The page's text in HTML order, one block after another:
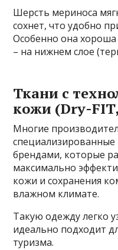
Шерсть мериноса
сохнет, что удобно
Особенно она
– на нижнем слое
Ткани с
кожи (Dry-
Многие
брендами, которые
максимально
кожи и сохранения
влажном климате.
Такую одежду легко
идеально подходит
туризма.